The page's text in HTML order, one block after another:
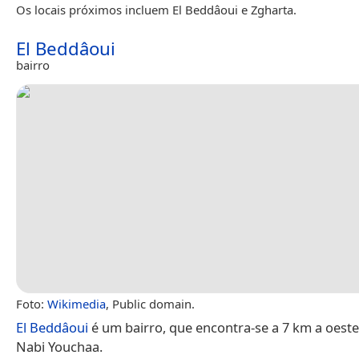
Os locais próximos incluem El Beddâoui e Zgharta.
El Beddâoui
bairro
Foto: Wikimedia, Public domain.
El Beddâoui é um bairro, que encontra-se a 7 km a
Nabi Youchaa.